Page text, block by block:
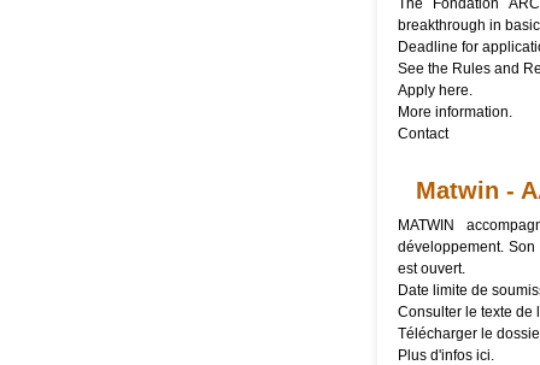
The Fondation
breakthrough in
Deadline for
See the Rules and
Apply here.
More information.
Contact
Matwin -
MATWIN
développement.
est ouvert.
Date limite de
Consulter le texte de
Télécharger le
Plus d'infos ici.